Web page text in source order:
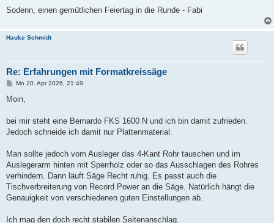
Sodenn, einen gemütlichen Feiertag in die Runde - Fabi
Hauke Schmidt
Re: Erfahrungen mit Formatkreissäge
B
i
a
Mo 20. Apr 2026, 21:49
Moin,
bei mir steht eine Bernardo FKS 1600 N und ich bin damit zufrieden.
Jedoch schneide ich damit nur Plattenmaterial.
Man sollte jedoch vom Ausleger das 4-Kant Rohr tauschen und im
Auslegerarm hinten mit Sperrholz oder so das Ausschlagen des Rohres
verhindern. Dann läuft Säge Recht ruhig. Es passt auch die
Tischverbreiterung von Record Power an die Säge. Natürlich hängt die
Genauigkeit von verschiedenen guten Einstellungen ab.
Ich mag den doch recht stabilen Seitenanschlag.